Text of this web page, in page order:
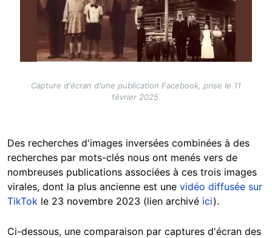
Capture d'écran d'une publication Facebook, prise le 11
février 2025
Des recherches d'images inversées combinées à des
recherches par mots-clés nous ont menés vers de
nombreuses publications associées à ces trois images
virales, dont la plus ancienne est une vidéo diffusée sur
TikTok le 23 novembre 2023 (lien archivé ici).
Ci-dessous, une comparaison par captures d'écran des